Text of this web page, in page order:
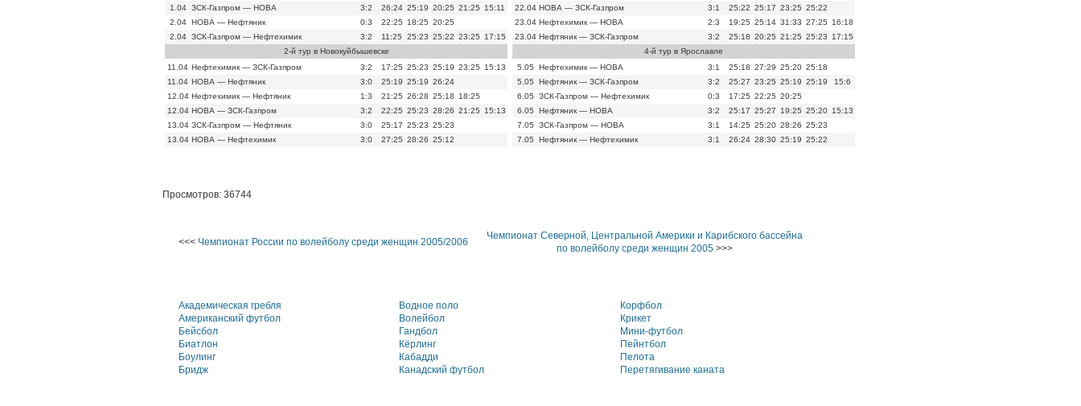
1.04 ЗСК-Газпром — НОВА 3:2 26:24 25:19 20:25 21:25
15:11
2.04 НОВА — Нефтяник 0:3 22:25 18:25 20:25
2.04 ЗСК-Газпром — Нефтехимик 3:2 11:25 25:23 25:22 23:25
17:15
2-й тур в Новокуйбышевске
11.04 Нефтехимик — ЗСК-Газпром 3:2 17:25 25:23 25:19 23:25
15:13
11.04 НОВА — Нефтяник 3:0 25:19 25:19 26:24
12.04 Нефтехимик — Нефтяник 1:3 21:25 26:28 25:18
18:25
12.04 НОВА — ЗСК-Газпром 3:2 22:25 25:23 28:26 21:25
15:13
13.04 ЗСК-Газпром — Нефтяник 3:0 25:17 25:23 25:23
13.04 НОВА — Нефтехимик 3:0 27:25 28:26 25:12
22.04 НОВА — ЗСК-Газпром 3:1 25:22 25:17 23:25 25:22
23.04 Нефтехимик — НОВА 2:3 19:25 25:14 31:33 27:25
16:18
23.04 Нефтяник — ЗСК-Газпром 3:2 25:18 20:25 21:25 25:23
17:15
4-й тур в Ярославле
5.05
Нефтехимик — НОВА 3:1 25:18 27:29 25:20 25:18
5.05
Нефтяник — ЗСК-Газпром 3:2 25:27 23:25 25:19 25:19
15:6
6.05
ЗСК-Газпром — Нефтехимик 0:3 17:25 22:25 20:25
6.05
Нефтяник — НОВА 3:2 25:17 25:27 19:25 25:20 15:13
7.05
ЗСК-Газпром — НОВА 3:1 14:25 25:20 28:26 25:23
7.05
Нефтяник — Нефтехимик 3:1 26:24 28:30 25:19 25:22
Просмотров: 36744
<<< Чемпионат России по волейболу среди женщин 2005/2006
Чемпионат Северной, Центральной Америки и Карибского бассейна
по волейболу среди женщин 2005>>>
Академическая гребля
Американский футбол
Бейсбол
Биатлон
Боулинг
Бридж
Водное поло
Волейбол
Гандбол
Кёрлинг
Кабадди
Канадский футбол
Корфбол
Крикет
Мини-футбол
Пейнтбол
Пелота
Перетягивание каната